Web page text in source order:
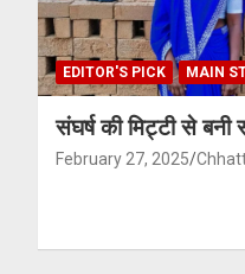
EDITOR'S PICK MAIN
संघर्ष की मिट्टी से बनी
February 27, 2025